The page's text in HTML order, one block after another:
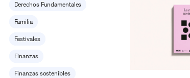
Derechos Fundamentales
Familia
Festivales
Finanzas
Finanzas sostenibles